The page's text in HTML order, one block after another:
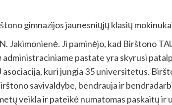
gimnazijos jaunesniųjų klasių
Jakimonienė. Ji paminėjo, kad Birštono
pastate yra skyrusi
asociaciją, kuri jungia 35 universitetus.
savivaldybe, bendrauja ir
veikla ir pateikė numatomas paskaitų ir